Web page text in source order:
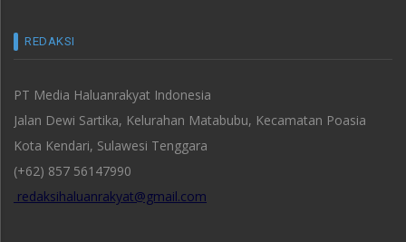
REDAKSI
PT Media Haluanrakyat Indonesia
Jalan Dewi Sartika, Kelurahan Matabubu, Kecamatan Poasia
Kota Kendari, Sulawesi Tenggara
(+62) 857 56147990
redaksihaluanrakyat@gmail.com